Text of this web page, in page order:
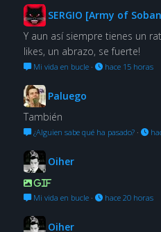
SERGIO [Army of
Y aun así siempre tienes un
likes, un abrazo, se fuerte!
Mi vida en bucle· hace 15 horas
Paluego
También
¿Alguien sabe qué ha pasado?·
Oiher
GIF
Mi vida en bucle· hace 20 horas
Oiher